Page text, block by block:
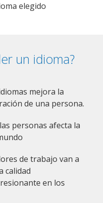
elegido
un idioma?
mejora la
de una persona.
personas afecta la
de trabajo van a
calidad
en los